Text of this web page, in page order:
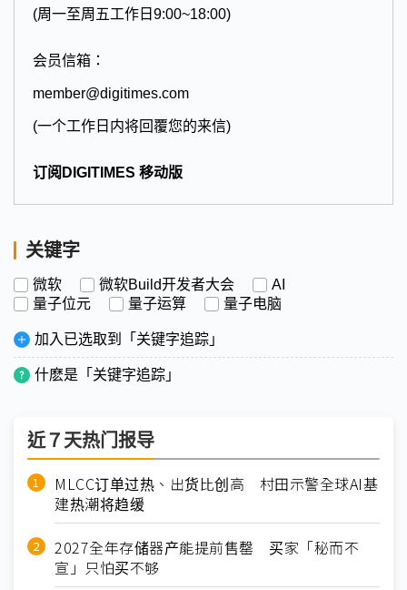
(周一至周五工作日9:00~18:00)
会员信箱：
member@digitimes.com
(一个工作日内将回覆您的来信)
订阅DIGITIMES 移动版
关键字
微软 微软Build开发者大会
AI
量子位元
量子运算 量子电脑
加入已选取到「关键字追踪」
什麽是「关键字追踪」
近７天热门报导
MLCC订单过热、出货比创高 村田示警全球AI基
建热潮将趋缓
2027全年存储器产能提前售罄 买家「秘而不
宣」只怕买不够